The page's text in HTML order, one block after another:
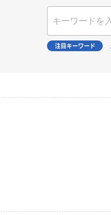
注目キーワード